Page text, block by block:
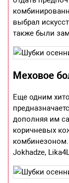
выбрал
также были
Меховое
Еще одним
дополняя им
коричневых
комбинезоном.
Jokhadze,